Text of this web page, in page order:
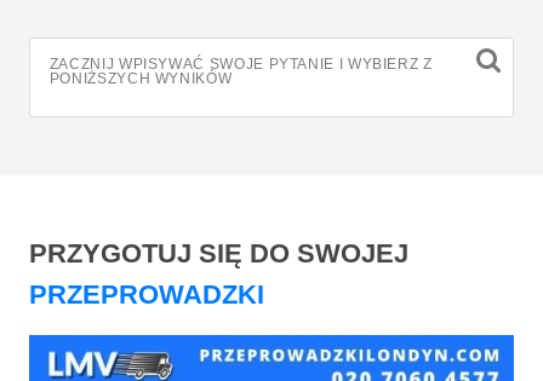
ZACZNIJ WPISYWAĆ SWOJE PYTANIE I WYBIERZ Z
PONIŻSZYCH WYNIKÓW
PRZYGOTUJ SIĘ DO SWOJEJ
PRZEPROWADZKI